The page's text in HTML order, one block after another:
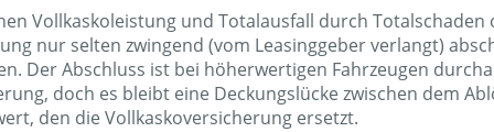
Vollkaskoleistung und Totalausfall durch Totalschaden
nur selten zwingend (vom Leasinggeber verlangt)
Der Abschluss ist bei höherwertigen Fahrzeugen
doch es bleibt eine Deckungslücke zwischen dem
den die Vollkaskoversicherung ersetzt.